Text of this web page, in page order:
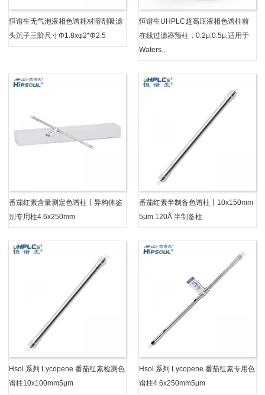
恒谱生无气泡液相色谱耗材溶剂吸滤
头沉子三阶尺寸φ1.8xφ2*φ2.5
恒谱生UHPLC超高压液相色谱柱前
在线过滤器预柱，0.2μ,0.5μ,适用于
Waters...
番茄红素含量测定色谱柱丨异构体鉴
别专用柱4.6x250mm
番茄红素半制备色谱柱丨10x150mm
5μm 120Å 半制备柱
Hsol 系列 Lycopene 番茄红素检测色
谱柱10x100mm5μm
Hsol 系列 Lycopene 番茄红素专用色
谱柱4.6x250mm5μm